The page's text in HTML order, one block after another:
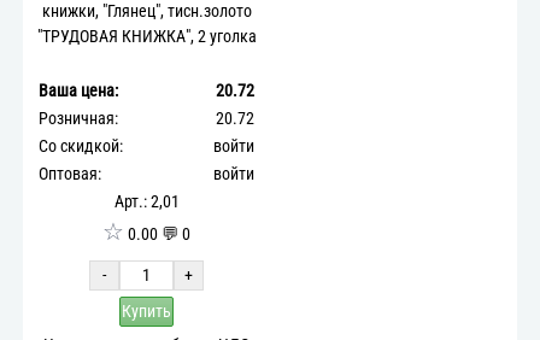
книжки, "Глянец", тисн.золото
"ТРУДОВАЯ КНИЖКА", 2 уголка
Ваша цена:
20.72
Розничная:
20.72
Со скидкой:
войти
Оптовая:
войти
Арт.: 2,01
☆ 0.00 💬 0
-
+
Купить